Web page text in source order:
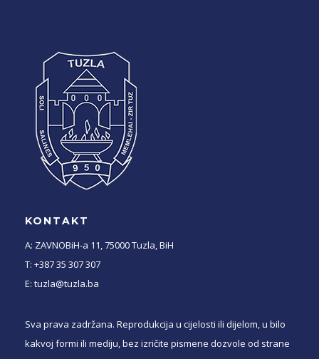
KONTAKT
A: ZAVNOBiH-a 11, 75000 Tuzla, BiH
T: +387 35 307 307
E: tuzla@tuzla.ba
Sva prava zadržana. Reprodukcija u cijelosti ili dijelom, u bilo
kakvoj formi ili mediju, bez izričite pismene dozvole od strane